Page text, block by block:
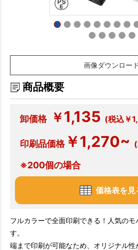
画像ダウンロード
商品概要
卸価格 ￥1,135 (税込￥
印刷品価格￥1,270~
※200個の場合
価格表を見
フルカラーで全面印刷できる！人気の
す。
端まで印刷が可能なため、オリジナル